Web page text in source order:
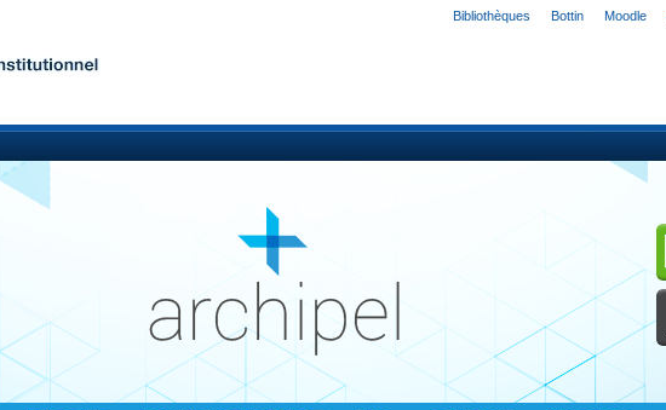
Bibliothèques Bottin Moodle